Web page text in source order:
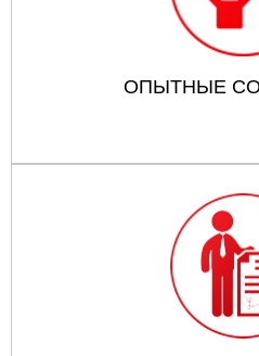
ОПЫТНЫЕ